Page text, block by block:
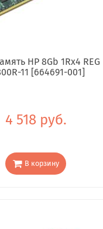
HP 8Gb 1Rx4 REG
11 [664691-001]
4 518 руб.
В корзину